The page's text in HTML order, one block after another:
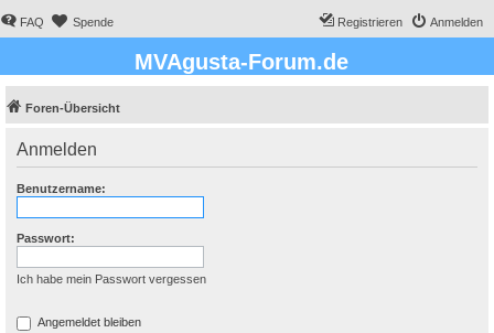
FAQ Spende Anmelden
Registrieren
MVAgusta-Forum.de
Foren-Übersicht
Anmelden
Benutzername:
Passwort:
Ich habe mein Passwort vergessen
Angemeldet bleiben